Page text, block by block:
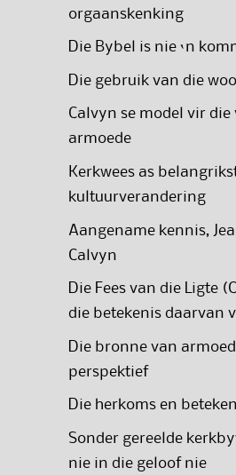
orgaanskenking
Die Bybel is nie ‘n
Die gebruik van die
Calvyn se model vir
armoede
Kerkwees as
kultuurverandering
Aangename kennis,
Calvyn
Die Fees van die Ligte
die betekenis daarvan
Die bronne van
perspektief
Die herkoms en
Sonder gereelde
nie in die geloof nie